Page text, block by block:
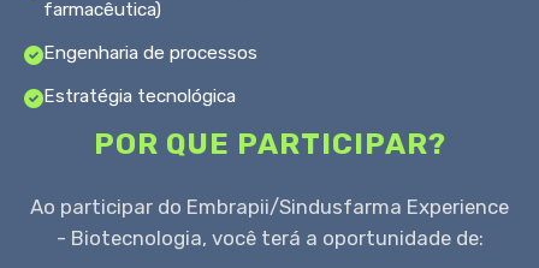
farmacêutica)
Engenharia de processos
Estratégia tecnológica
POR QUE PARTICIPAR?
Ao participar do Embrapii/Sindusfarma Experience
- Biotecnologia, você terá a oportunidade de: